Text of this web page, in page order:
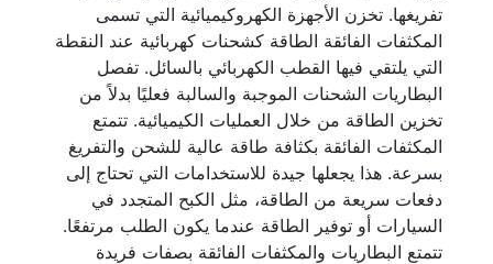
تفريغها. تخزن الأجهزة الكهروكيميائية التي تسمى
المكثفات الفائقة الطاقة كشحنات كهربائية عند النقطة
التي يلتقي فيها القطب الكهربائي بالسائل. تفصل
البطاريات الشحنات الموجبة والسالبة فعليًا بدلاً من
تخزين الطاقة من خلال العمليات الكيميائية. تتمتع
المكثفات الفائقة بكثافة طاقة عالية للشحن والتفريغ
بسرعة. هذا يجعلها جيدة للاستخدامات التي تحتاج إلى
دفعات سريعة من الطاقة، مثل الكبح المتجدد في
السيارات أو توفير الطاقة عندما يكون الطلب مرتفعًا.
تتمتع البطاريات والمكثفات الفائقة بصفات فريدة